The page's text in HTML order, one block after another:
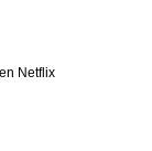
Netflix